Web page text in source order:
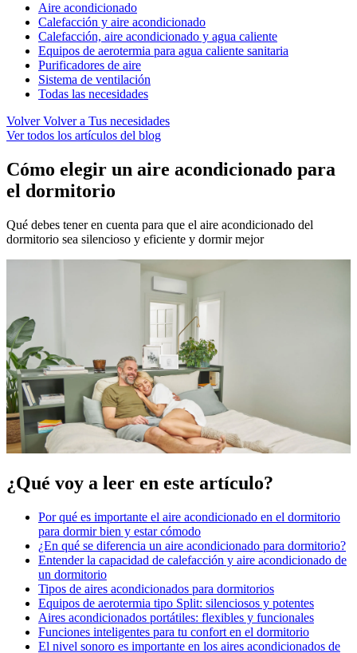
Aire acondicionado
Calefacción y aire acondicionado
Calefacción, aire acondicionado y agua caliente
Equipos de aerotermia para agua caliente sanitaria
Purificadores de aire
Sistema de ventilación
Todas las necesidades
Volver Volver a Tus necesidades
Ver todos los artículos del blog
Cómo elegir un aire acondicionado para
el dormitorio
Qué debes tener en cuenta para que el aire acondicionado del
dormitorio sea silencioso y eficiente y dormir mejor
¿Qué voy a leer en este artículo?
Por qué es importante el aire acondicionado en el dormitorio
para dormir bien y estar cómodo
¿En qué se diferencia un aire acondicionado para dormitorio?
Entender la capacidad de calefacción y aire acondicionado de
un dormitorio
Tipos de aires acondicionados para dormitorios
Equipos de aerotermia tipo Split: silenciosos y potentes
Aires acondicionados portátiles: flexibles y funcionales
Funciones inteligentes para tu confort en el dormitorio
El nivel sonoro es importante en los aires acondicionados de